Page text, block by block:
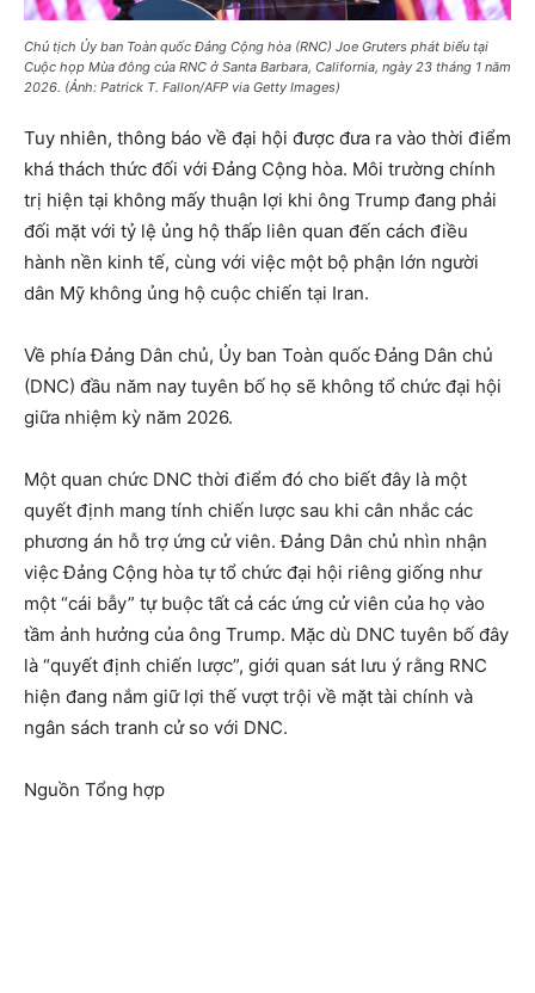
Chủ tịch Ủy ban Toàn quốc Đảng Cộng hòa (RNC) Joe Gruters phát biểu tại
Cuộc họp Mùa đông của RNC ở Santa Barbara, California, ngày 23 tháng 1 năm
2026. (Ảnh: Patrick T. Fallon/AFP via Getty Images)
Tuy nhiên, thông báo về đại hội được đưa ra vào thời điểm
khá thách thức đối với Đảng Cộng hòa. Môi trường chính
trị hiện tại không mấy thuận lợi khi ông Trump đang phải
đối mặt với tỷ lệ ủng hộ thấp liên quan đến cách điều
hành nền kinh tế, cùng với việc một bộ phận lớn người
dân Mỹ không ủng hộ cuộc chiến tại Iran.
Về phía Đảng Dân chủ, Ủy ban Toàn quốc Đảng Dân chủ
(DNC) đầu năm nay tuyên bố họ sẽ không tổ chức đại hội
giữa nhiệm kỳ năm 2026.
Một quan chức DNC thời điểm đó cho biết đây là một
quyết định mang tính chiến lược sau khi cân nhắc các
phương án hỗ trợ ứng cử viên. Đảng Dân chủ nhìn nhận
việc Đảng Cộng hòa tự tổ chức đại hội riêng giống như
một “cái bẫy” tự buộc tất cả các ứng cử viên của họ vào
tầm ảnh hưởng của ông Trump. Mặc dù DNC tuyên bố đây
là “quyết định chiến lược”, giới quan sát lưu ý rằng RNC
hiện đang nắm giữ lợi thế vượt trội về mặt tài chính và
ngân sách tranh cử so với DNC.
Nguồn Tổng hợp